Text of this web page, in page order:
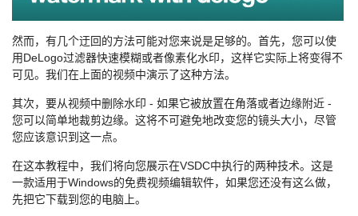
然而，有几个迂回的方法可能对您来说是足够的。首先，您可以使
用DeLogo过滤器快速模糊或者像素化水印，这样它实际上将变得不
可见。我们在上面的视频中演示了这种方法。
其次，要从视频中删除水印 - 如果它被放置在角落或者边缘附近 -
您可以简单地裁剪边缘。这将不可避免地改变您的镜头大小，尽管
您应该意识到这一点。
在这本教程中，我们将向您展示在VSDC中执行的两种技术。这是
一款适用于Windows的免费视频编辑软件，如果您还没有这么做，
先把它下载到您的电脑上。